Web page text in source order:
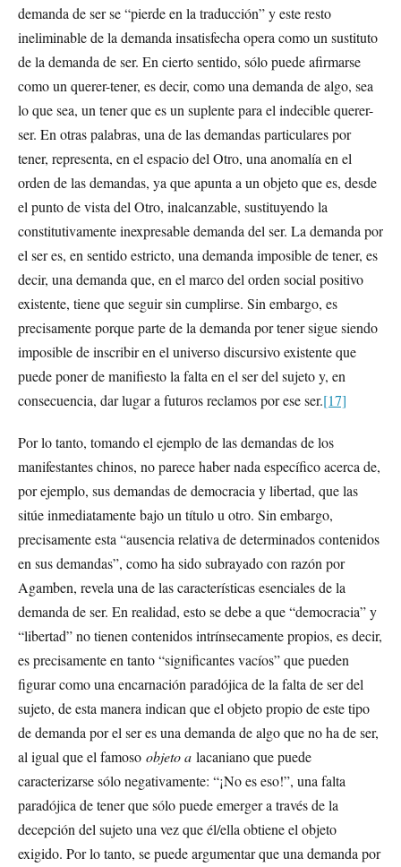
demanda de ser se “pierde en la traducción” y este resto
ineliminable de la demanda insatisfecha opera como un sustituto
de la demanda de ser. En cierto sentido, sólo puede afirmarse
como un querer-tener, es decir, como una demanda de algo, sea
lo que sea, un tener que es un suplente para el indecible querer-
ser. En otras palabras, una de las demandas particulares por
tener, representa, en el espacio del Otro, una anomalía en el
orden de las demandas, ya que apunta a un objeto que es, desde
el punto de vista del Otro, inalcanzable, sustituyendo la
constitutivamente inexpresable demanda del ser. La demanda por
el ser es, en sentido estricto, una demanda imposible de tener, es
decir, una demanda que, en el marco del orden social positivo
existente, tiene que seguir sin cumplirse. Sin embargo, es
precisamente porque parte de la demanda por tener sigue siendo
imposible de inscribir en el universo discursivo existente que
puede poner de manifiesto la falta en el ser del sujeto y, en
consecuencia, dar lugar a futuros reclamos por ese ser.[17]
Por lo tanto, tomando el ejemplo de las demandas de los
manifestantes chinos, no parece haber nada específico acerca de,
por ejemplo, sus demandas de democracia y libertad, que las
sitúe inmediatamente bajo un título u otro. Sin embargo,
precisamente esta “ausencia relativa de determinados contenidos
en sus demandas”, como ha sido subrayado con razón por
Agamben, revela una de las características esenciales de la
demanda de ser. En realidad, esto se debe a que “democracia” y
“libertad” no tienen contenidos intrínsecamente propios, es decir,
es precisamente en tanto “significantes vacíos” que pueden
figurar como una encarnación paradójica de la falta de ser del
sujeto, de esta manera indican que el objeto propio de este tipo
de demanda por el ser es una demanda de algo que no ha de ser,
al igual que el famoso objeto a lacaniano que puede
caracterizarse sólo negativamente: “¡No es eso!”, una falta
paradójica de tener que sólo puede emerger a través de la
decepción del sujeto una vez que él/ella obtiene el objeto
exigido. Por lo tanto, se puede argumentar que una demanda por